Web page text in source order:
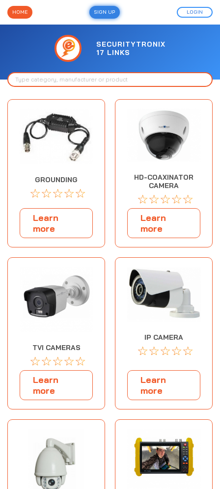
HOME SIGN UP LOGIN
SECURITYTRONIX
17 LINKS
GROUNDING
☆☆☆☆☆
Learn
more
HD-COAXINATOR
CAMERA
☆☆☆☆☆
Learn
more
TVI CAMERAS
☆☆☆☆☆
Learn
more
IP CAMERA
☆☆☆☆☆
Learn
more